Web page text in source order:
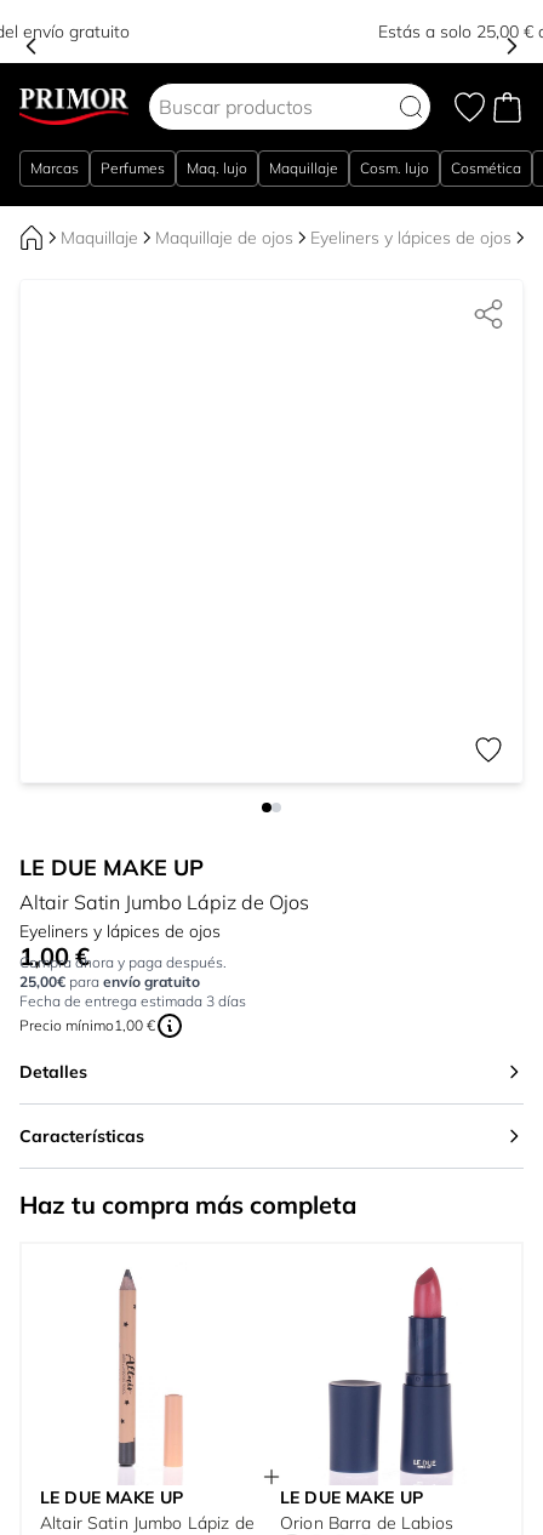
Estás a solo 25,00 € del envío gratuito
Marcas Perfumes Maq. lujo Maquillaje Cosm. lujo Cosmética
Maquillaje Maquillaje de ojos Eyeliners y lápices de ojos
LE DUE MAKE UP
Altair Satin Jumbo Lápiz de Ojos
Eyeliners y lápices de ojos
Tan bajo como:
1,00 €
Compra ahora y paga después.
25,00€ para envío gratuito
Fecha de entrega estimada 3 días
Precio mínimo1,00 €
Detalles
Características
Haz tu compra más completa
LE DUE MAKE UP
Altair Satin Jumbo Lápiz de
LE DUE MAKE UP
Orion Barra de Labios